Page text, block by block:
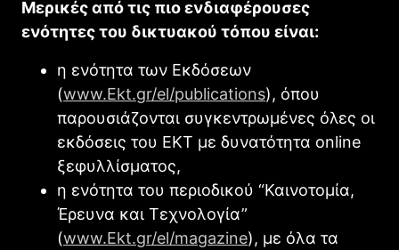
Μερικές από τις πιο ενδιαφέρουσες
ενότητες του δικτυακού τόπου είναι:
η ενότητα των Εκδόσεων
(www.Εkt.gr/el/publications), όπου
παρουσιάζονται συγκεντρωμένες όλες οι
εκδόσεις του ΕΚΤ με δυνατότητα online
ξεφυλλίσματος,
η ενότητα του περιοδικού “Καινοτομία,
Έρευνα και Τεχνολογία”
(www.Εkt.gr/el/magazine), με όλα τα